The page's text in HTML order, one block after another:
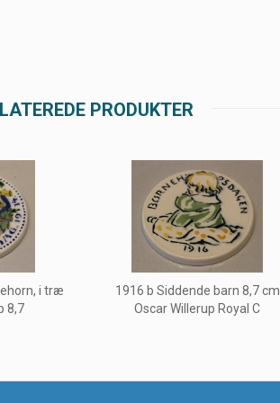
PRODUKTER
i træ
8,7
1916 b Siddende barn 8,7 cm
Oscar Willerup Royal C